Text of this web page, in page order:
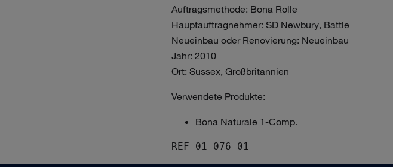
Auftragsmethode: Bona Rolle
Hauptauftragnehmer: SD Newbury, Battle
Neueinbau oder Renovierung: Neueinbau
Jahr: 2010
Ort: Sussex, Großbritannien
Verwendete Produkte:
Bona Naturale 1-Comp.
REF-01-076-01